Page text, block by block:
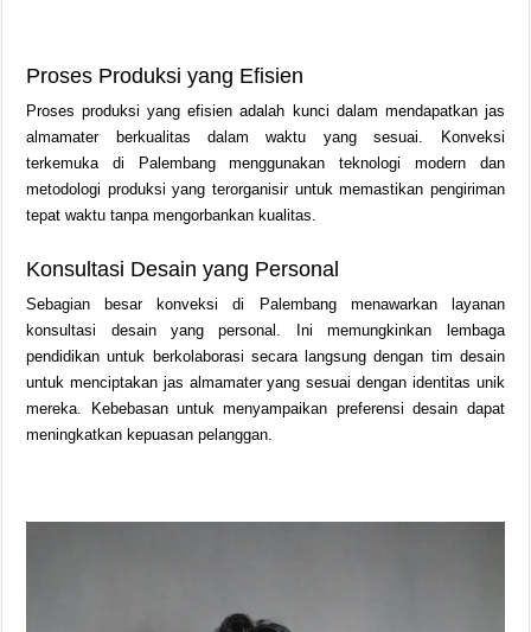
Proses Produksi yang Efisien
Proses produksi yang efisien adalah kunci dalam mendapatkan jas
almamater berkualitas dalam waktu yang sesuai. Konveksi
terkemuka di Palembang menggunakan teknologi modern dan
metodologi produksi yang terorganisir untuk memastikan pengiriman
tepat waktu tanpa mengorbankan kualitas.
Konsultasi Desain yang Personal
Sebagian besar konveksi di Palembang menawarkan layanan
konsultasi desain yang personal. Ini memungkinkan lembaga
pendidikan untuk berkolaborasi secara langsung dengan tim desain
untuk menciptakan jas almamater yang sesuai dengan identitas unik
mereka. Kebebasan untuk menyampaikan preferensi desain dapat
meningkatkan kepuasan pelanggan.